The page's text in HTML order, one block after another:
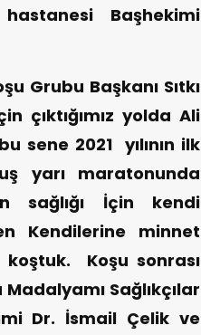
Başhekimi
Grubu Başkanı Sıtkı
çıktığımız yolda Ali
sene 2021 yılının ilk
yarı maratonunda
sağlığı İçin kendi
Kendilerine minnet
koştuk. Koşu sonrası
Sağlıkçılar
Dr. İsmail Çelik ve